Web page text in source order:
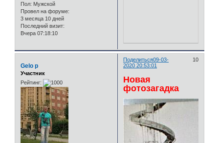
Пол: Мужской
Провел на форуме:
3 месяца 10 дней
Последний визит:
Вчера 07:18:10
Поделиться 10
09-03-
2020 20:53:01
Gelo p
Участник
Рейтинг:
Новая
фотозагадка